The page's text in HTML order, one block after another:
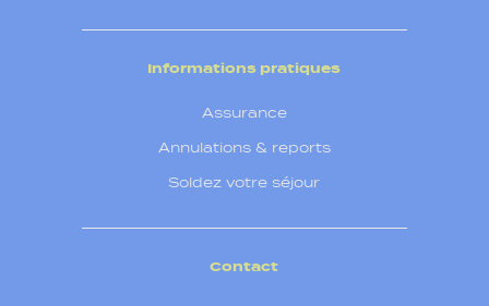
Informations pratiques
Assurance
Annulations & reports
Soldez votre séjour
Contact